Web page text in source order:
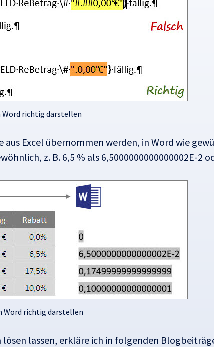
Word richtig darstellen
aus Excel übernommen werden, in Word wie
z. B. 6,5 % als 6,5000000000000002E-2
Word richtig darstellen
lösen lassen, erkläre ich in folgenden